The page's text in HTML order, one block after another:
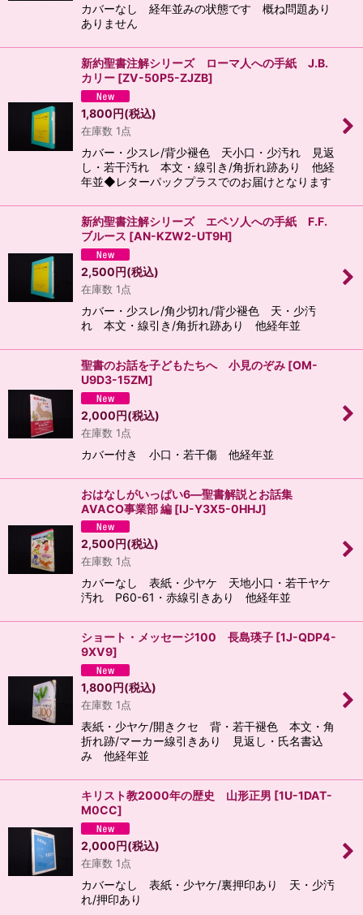
カバーなし 経年並みの状態です 概ね問題あり
ありません
新約聖書注解シリーズ ローマ人への手紙 J.B.
カリー [ZV-50P5-ZJZB]
1,800円(税込)
在庫数 1点
カバー・少スレ/背少褪色 天小口・少汚れ 見返
し・若干汚れ 本文・線引き/角折れ跡あり 他経
年並◆レターパックプラスでのお届けとなります
新約聖書注解シリーズ エペソ人への手紙 F.F.
ブルース [AN-KZW2-UT9H]
2,500円(税込)
在庫数 1点
カバー・少スレ/角少切れ/背少褪色 天・少汚
れ 本文・線引き/角折れ跡あり 他経年並
聖書のお話を子どもたちへ 小見のぞみ [OM-
U9D3-15ZM]
2,000円(税込)
在庫数 1点
カバー付き 小口・若干傷 他経年並
おはなしがいっぱい6―聖書解説とお話集
AVACO事業部 編 [IJ-Y3X5-0HHJ]
2,500円(税込)
在庫数 1点
カバーなし 表紙・少ヤケ 天地小口・若干ヤケ
汚れ P60-61・赤線引きあり 他経年並
ショート・メッセージ100 長島瑛子 [1J-QDP4-
9XV9]
1,800円(税込)
在庫数 1点
表紙・少ヤケ/開きクセ 背・若干褪色 本文・角
折れ跡/マーカー線引きあり 見返し・氏名書込
み 他経年並
キリスト教2000年の歴史 山形正男 [1U-1DAT-
M0CC]
2,000円(税込)
在庫数 1点
カバーなし 表紙・少ヤケ/裏押印あり 天・少汚
れ/押印あり